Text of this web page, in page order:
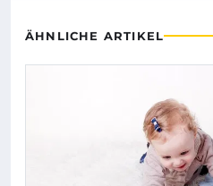
ÄHNLICHE ARTIKEL